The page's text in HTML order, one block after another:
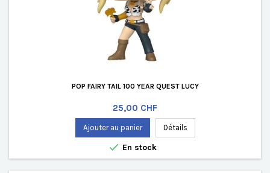
POP FAIRY TAIL 100 YEAR QUEST LUCY
Prix
25,00 CHF
Ajouter au panier Détails
 En stock